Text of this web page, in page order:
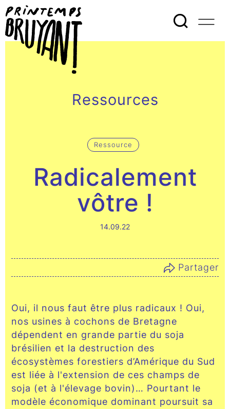
Ressources
Ressource
Radicalement
vôtre !
14.09.22
Partager
Oui, il nous faut être plus radicaux ! Oui,
nos usines à cochons de Bretagne
dépendent en grande partie du soja
brésilien et la destruction des
écosystèmes forestiers d’Amérique du Sud
est liée à l'extension de ces champs de
soja (et à l'élevage bovin)… Pourtant le
modèle économique dominant poursuit sa